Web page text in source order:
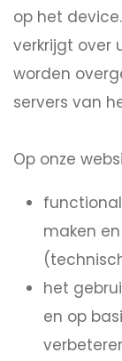
op het
verkrijgt over
worden
servers van
Op onze
maken
het
en op